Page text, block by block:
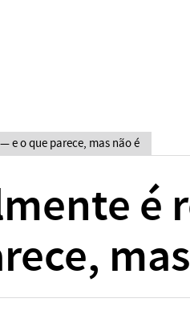
e o que parece, mas não é
é